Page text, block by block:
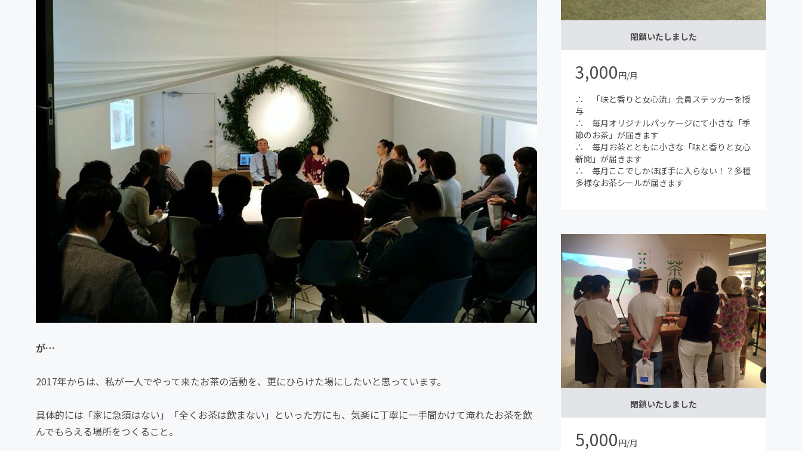
が…
2017年からは、私が一人でやって来たお茶の活動を、更にひらけた場にしたいと思っています。
具体的には「家に急須はない」「全くお茶は飲まない」といった方にも、気楽に丁寧に一手間かけて淹れたお茶を飲
んでもらえる場所をつくること。
閉鎖いたしました
3,000円/月
∴ 「味と香りと女心流」会員ステッカーを授
与
∴ 毎月オリジナルパッケージにて小さな「季
節のお茶」が届きます
∴ 毎月お茶とともに小さな「味と香りと女心
新聞」が届きます
∴ 毎月ここでしかほぼ手に入らない！？多種
多様なお茶シールが届きます
閉鎖いたしました
5,000円/月